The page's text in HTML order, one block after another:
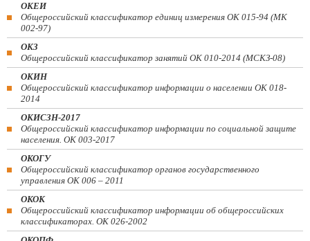
ОКЕИ
Общероссийский классификатор единиц измерения ОК 015-94 (МК
002-97)
ОКЗ
Общероссийский классификатор занятий ОК 010-2014 (МСКЗ-08)
ОКИН
Общероссийский классификатор информации о населении ОК 018-
2014
ОКИСЗН-2017
Общероссийский классификатор информации по социальной защите
населения. ОК 003-2017
ОКОГУ
Общероссийский классификатор органов государственного
управления ОК 006 – 2011
ОКОК
Общероссийский классификатор информации об общероссийских
классификаторах. ОК 026-2002